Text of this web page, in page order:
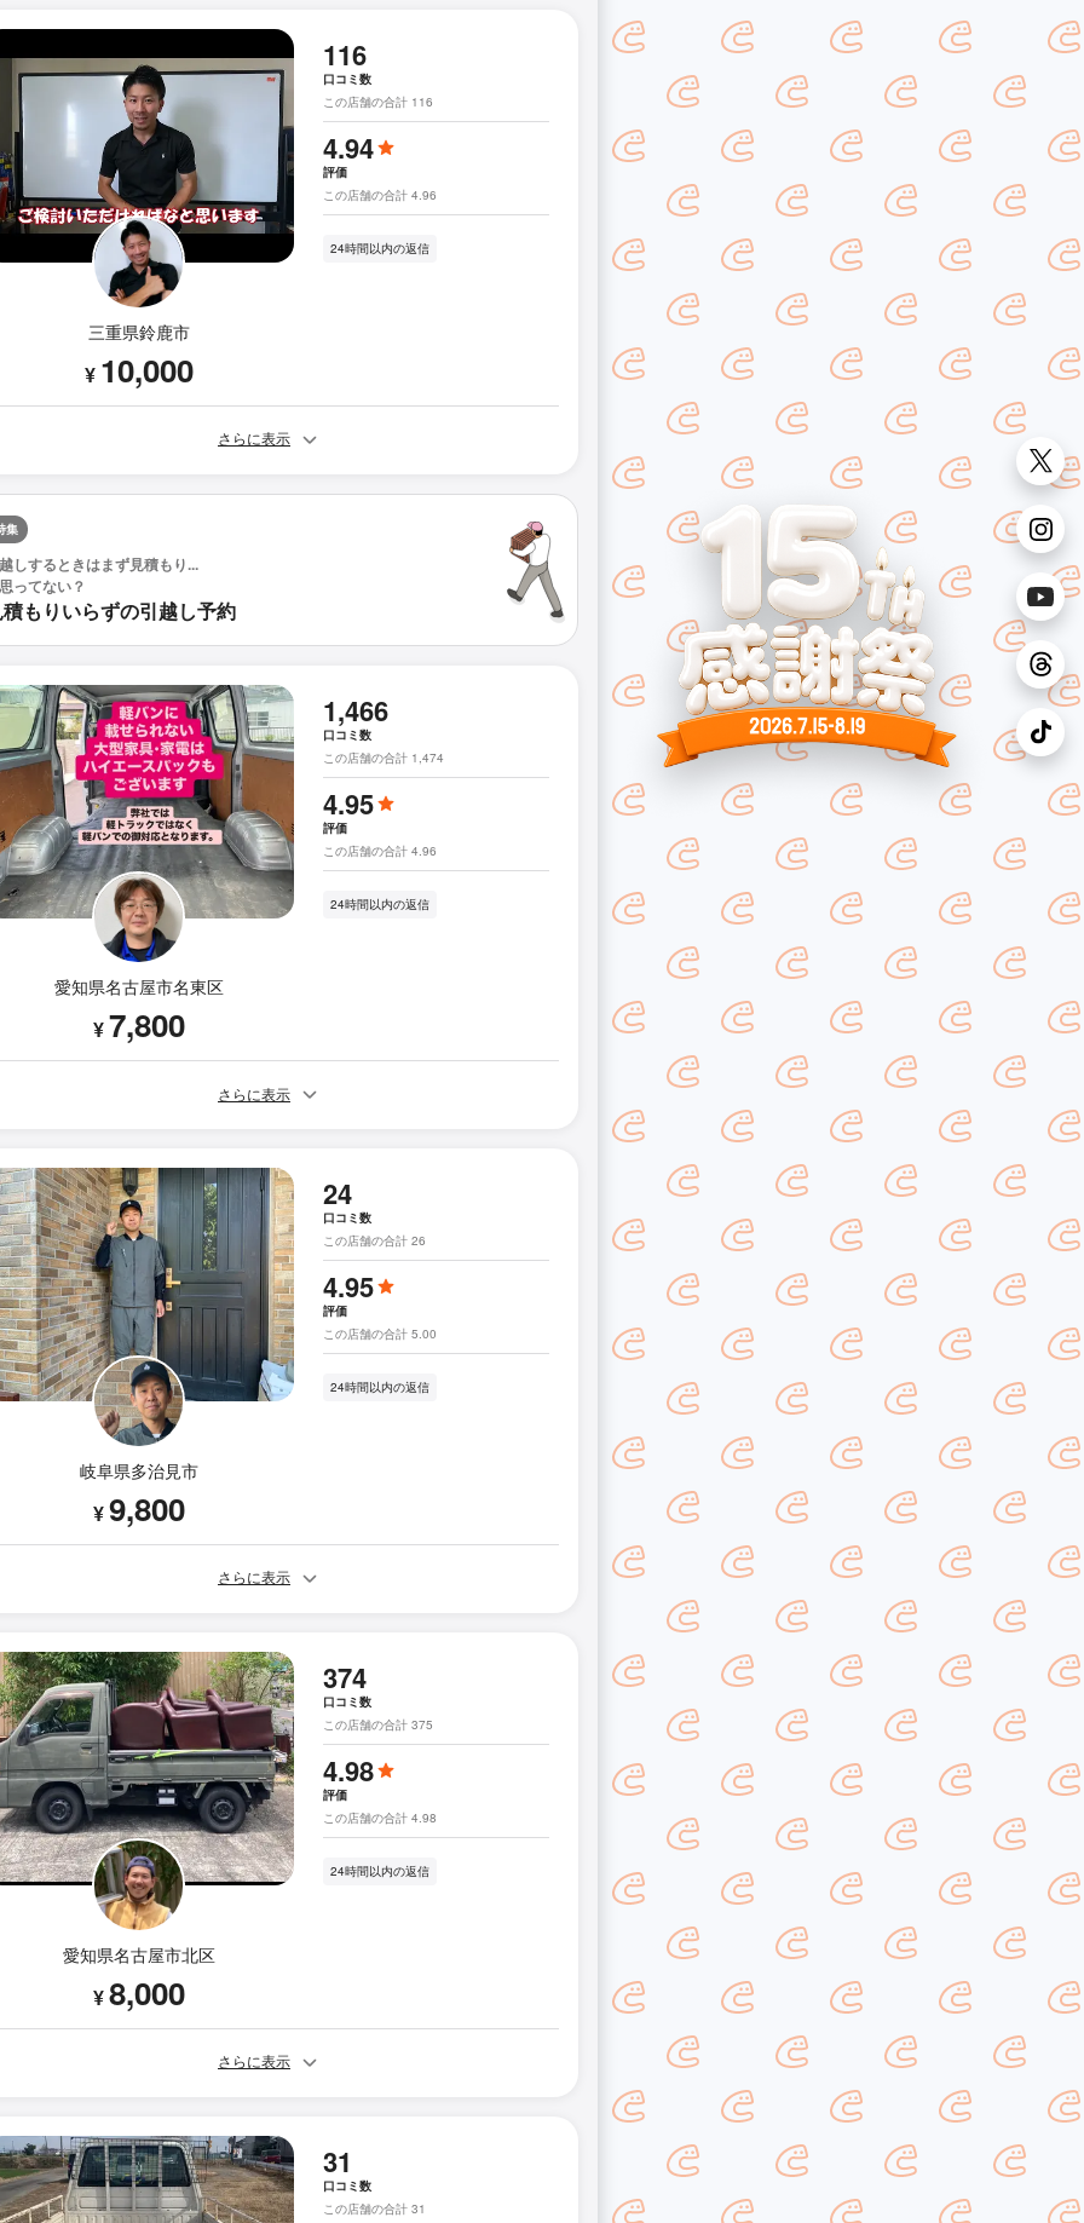
三重県鈴鹿市
¥ 10,000
116
口コミ数
この店舗の合計 116
4.94
評価
この店舗の合計 4.96
24時間以内の返信
さらに表示
集
しするときはまず見積もり...
ってない？
もりいらずの引越し予約
愛知県名古屋市名東区
¥7,800
1,466
口コミ数
この店舗の合計 1,474
4.95
評価
この店舗の合計 4.96
24時間以内の返信
さらに表示
岐阜県多治見市
¥9,800
24
口コミ数
この店舗の合計 26
4.95
評価
この店舗の合計 5.00
24時間以内の返信
さらに表示
愛知県名古屋市北区
¥8,000
374
口コミ数
この店舗の合計 375
4.98
評価
この店舗の合計 4.98
24時間以内の返信
さらに表示
31
口コミ数
この店舗の合計 31